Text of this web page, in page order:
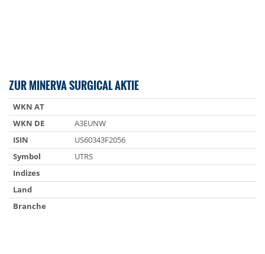
ZUR MINERVA SURGICAL AKTIE
WKN AT
WKN DE
A3EUNW
ISIN
US60343F2056
Symbol
UTRS
Indizes
Land
Branche